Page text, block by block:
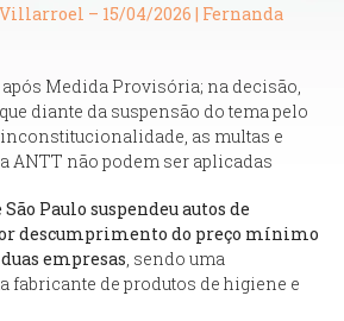
– 15/04/2026 | Fernanda
Medida Provisória; na decisão,
diante da suspensão do tema pelo
inconstitucionalidade, as multas e
ANTT não podem ser aplicadas
Paulo suspendeu autos de
descumprimento do preço mínimo
empresas , sendo uma
fabricante de produtos de higiene e